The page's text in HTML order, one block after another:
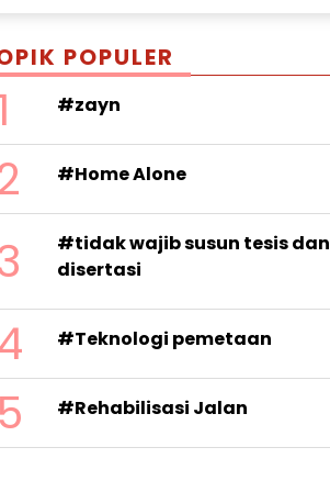
POPULER
#zayn
#Home Alone
#tidak wajib susun tesis dan
disertasi
#Teknologi pemetaan
5 #Rehabilisasi Jalan